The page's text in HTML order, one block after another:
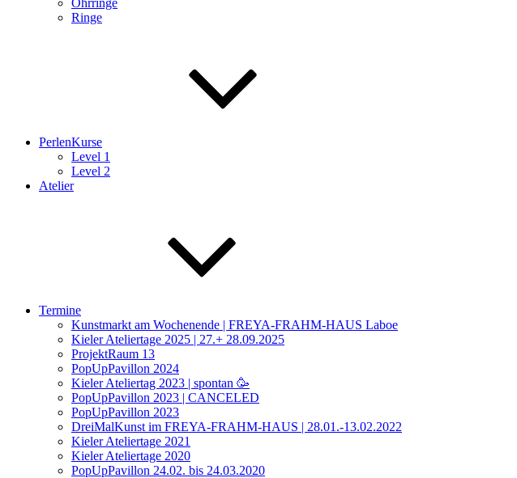
Ohrringe
Ringe
PerlenKurse
Level 1
Level 2
Atelier
Termine
Kunstmarkt am Wochenende | FREYA-FRAHM-HAUS Laboe
Kieler Ateliertage 2025 | 27.+ 28.09.2025
ProjektRaum 13
PopUpPavillon 2024
Kieler Ateliertag 2023 | spontan 🥳
PopUpPavillon 2023 | CANCELED
PopUpPavillon 2023
DreiMalKunst im FREYA-FRAHM-HAUS | 28.01.-13.02.2022
Kieler Ateliertage 2021
Kieler Ateliertage 2020
PopUpPavillon 24.02. bis 24.03.2020